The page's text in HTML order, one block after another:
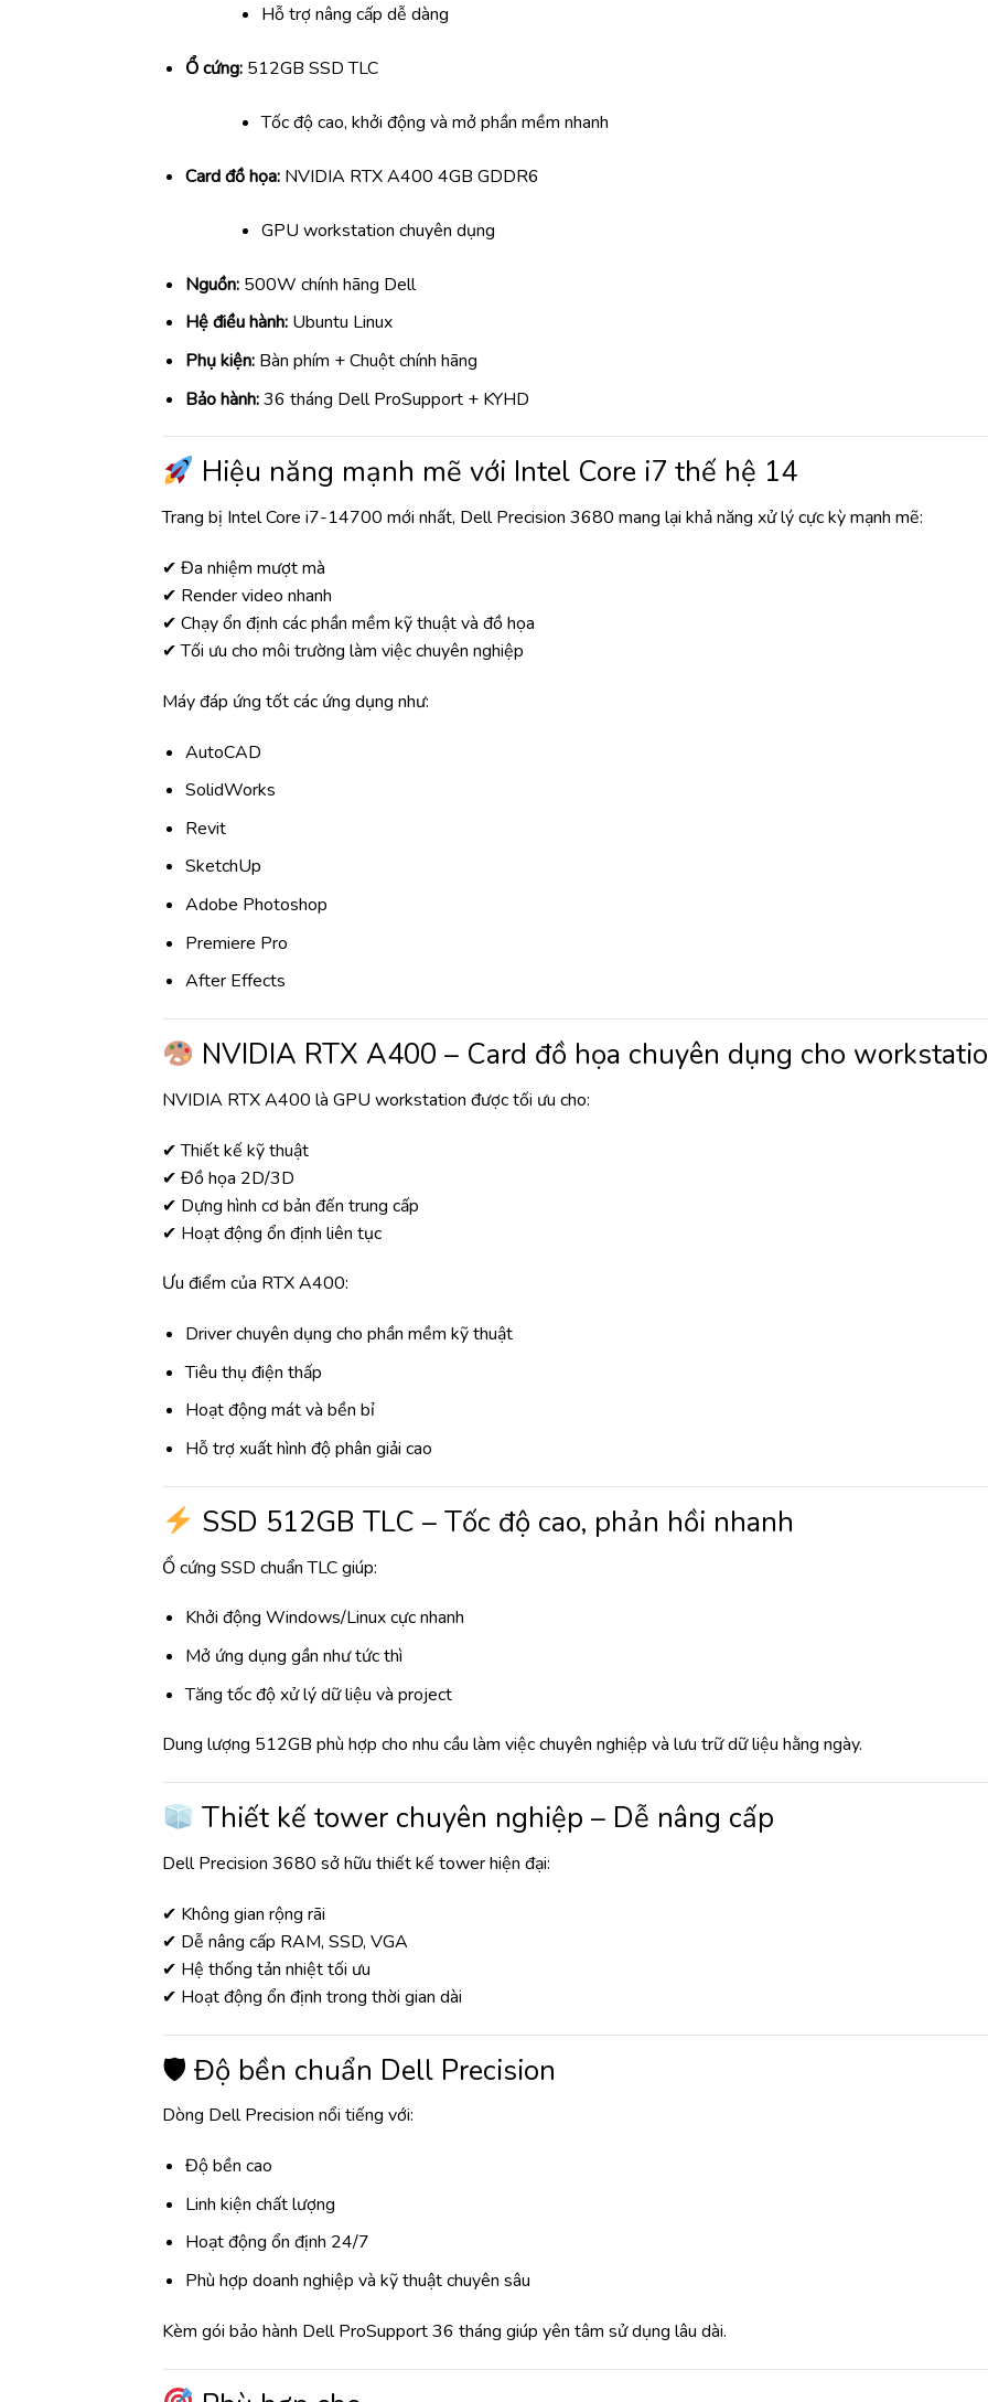
Hỗ trợ nâng cấp dễ dàng
Ổ cứng:512GB SSD TLC
Tốc độ cao, khởi động và mở phần mềm nhanh
Card đồ họa:NVIDIA RTX A400 4GB GDDR6
GPU workstation chuyên dụng
Nguồn:500W chính hãng Dell
Hệ điều hành:Ubuntu Linux
Phụ kiện:Bàn phím + Chuột chính hãng
Bảo hành:36 tháng Dell ProSupport + KYHD
Hiệu năng mạnh mẽ với Intel Core i7 thế hệ 14
Trang bị Intel Core i7-14700 mới nhất, Dell Precision 3680 mang lại khả năng xử lý cực kỳ mạnh mẽ:
✔ Đa nhiệm mượt mà
✔ Render video nhanh
✔ Chạy ổn định các phần mềm kỹ thuật và đồ họa
✔ Tối ưu cho môi trường làm việc chuyên nghiệp
Máy đáp ứng tốt các ứng dụng như:
AutoCAD
SolidWorks
Revit
SketchUp
Adobe Photoshop
Premiere Pro
After Effects
NVIDIA RTX A400 – Card đồ họa chuyên dụng cho
NVIDIA RTX A400 là GPU workstation được tối ưu cho:
✔ Thiết kế kỹ thuật
✔ Đồ họa 2D/3D
✔ Dựng hình cơ bản đến trung cấp
✔ Hoạt động ổn định liên tục
Ưu điểm của RTX A400:
Driver chuyên dụng cho phần mềm kỹ thuật
Tiêu thụ điện thấp
Hoạt động mát và bền bỉ
Hỗ trợ xuất hình độ phân giải cao
SSD 512GB TLC – Tốc độ cao, phản hồi nhanh
Ổ cứng SSD chuẩn TLC giúp:
Khởi động Windows/Linux cực nhanh
Mở ứng dụng gần như tức thì
Tăng tốc độ xử lý dữ liệu và project
Dung lượng 512GB phù hợp cho nhu cầu làm việc chuyên nghiệp và lưu trữ dữ liệu hằng ngày.
Thiết kế tower chuyên nghiệp – Dễ nâng cấp
Dell Precision 3680 sở hữu thiết kế tower hiện đại:
✔ Không gian rộng rãi
✔ Dễ nâng cấp RAM, SSD, VGA
✔ Hệ thống tản nhiệt tối ưu
✔ Hoạt động ổn định trong thời gian dài
🛡 Độ bền chuẩn Dell Precision
Dòng Dell Precision nổi tiếng với:
Độ bền cao
Linh kiện chất lượng
Hoạt động ổn định 24/7
Phù hợp doanh nghiệp và kỹ thuật chuyên sâu
Kèm gói bảo hành Dell ProSupport 36 tháng giúp yên tâm sử dụng lâu dài.